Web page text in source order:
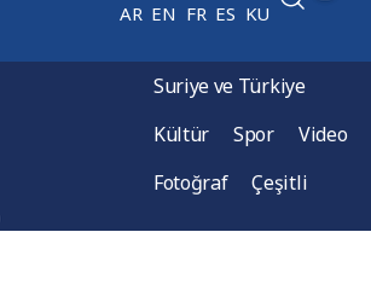
AR EN FR ES KU
Suriye ve Türkiye
Kültür
Spor
Video
Fotoğraf
Çeşitli